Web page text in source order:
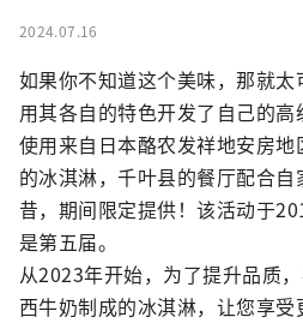
2024.07.16
如果你不知道这个美味，那就
用其各自的特色开发了自己的高
使用来自日本酪农发祥地安房
的冰淇淋，千叶县的餐厅配合
昔，期间限定提供！该活动于
是第五届。
从2023年开始，为了提升品质
西牛奶制成的冰淇淋，让您享受